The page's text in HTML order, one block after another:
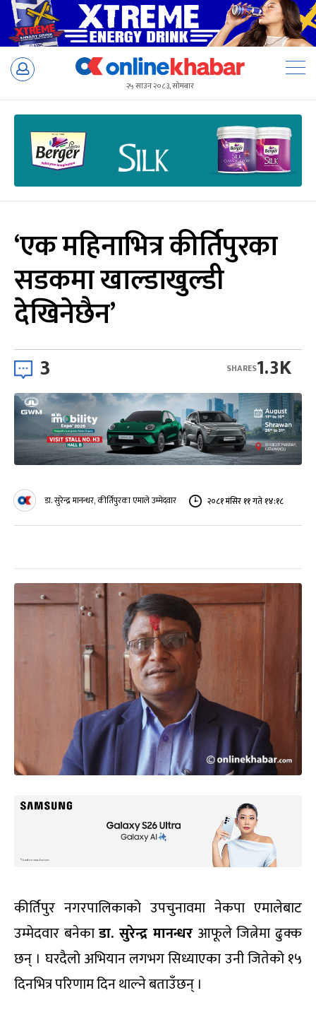
Skip
२५ साउन २०८३, सोमबार
‘एक महिनाभित्र कीर्तिपुरका
सडकमा खाल्डाखुल्डी
देखिनेछैन’
3 1.3K
SHARES
डा. सुरेन्द्र मानन्धर, कीर्तिपुरका एमाले उम्मेदवार २०८१ मंसिर ११ गते १४:१८
कीर्तिपुर नगरपालिकाको उपचुनावमा नेकपा एमालेबाट
उम्मेदवार बनेकाडा. सुरेन्द्र मानन्धरआफूले जित्नेमा ढुक्क
छन् । घरदैलो अभियान लगभग सिध्याएका उनी जितेको १५
दिनभित्र परिणाम दिन थाल्ने बताउँछन् ।